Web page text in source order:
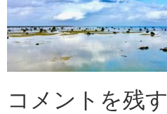
コメントを残す